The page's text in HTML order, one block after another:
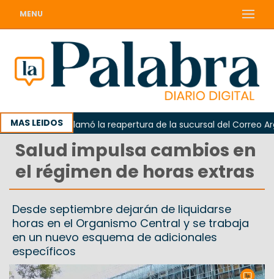
MENU
MAS LEIDOS
Odarda reclamó la reapertura de la sucursal del Correo
Salud impulsa cambios en
el régimen de horas extras
Desde septiembre dejarán de liquidarse
horas en el Organismo Central y se trabaja
en un nuevo esquema de adicionales
específicos